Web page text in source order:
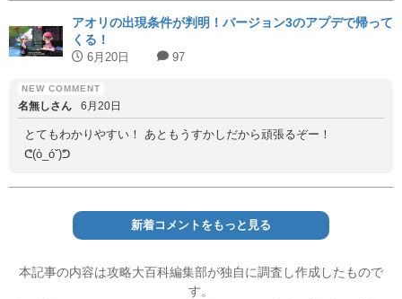
アオリの出現条件が判明！バージョン3のアプデで帰って
くる！
6月20日 97
名無しさん 6月20日
とてもわかりやすい！ あともうすかしだから頑張るぞー！
ᕦ(ò_óˇ)ᕤ
新着コメントをもっと見る
本記事の内容は攻略大百科編集部が独自に調査し作成したもので
す。